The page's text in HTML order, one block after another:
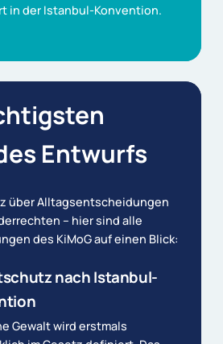
in der Istanbul-Konvention.
Entwurfs
über Alltagsentscheidungen
– hier sind alle
des KiMoG auf einen Blick:
nach Istanbul-
Gewalt wird erstmals